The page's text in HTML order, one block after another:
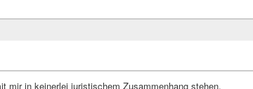
mir in keinerlei juristischem Zusammenhang stehen.